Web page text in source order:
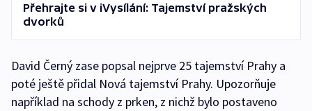
Přehrajte si v iVysílání: Tajemství pražských
dvorků
David Černý zase popsal nejprve 25 tajemství Prahy a
poté ještě přidal Nová tajemství Prahy. Upozorňuje
například na schody z prken, z nichž bylo postaveno